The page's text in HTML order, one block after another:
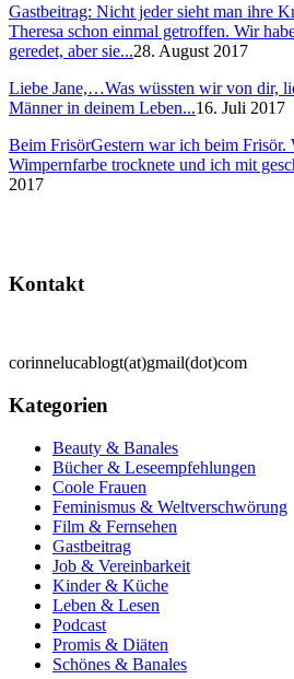
Gastbeitrag: Nicht jeder sieht man ihre
Theresa schon einmal getroffen. Wir
geredet, aber sie...28. August 2017
Liebe Jane,…Was wüssten wir von dir,
Männer in deinem Leben...16. Juli 2017
Beim FrisörGestern war ich beim Frisör.
Wimpernfarbe trocknete und ich mit
2017
Kontakt
corinnelucablogt(at)gmail(dot)com
Kategorien
Beauty & Banales
Bücher & Leseempfehlungen
Coole Frauen
Feminismus & Weltverschwörung
Film & Fernsehen
Gastbeitrag
Job & Vereinbarkeit
Kinder & Küche
Leben & Lesen
Podcast
Promis & Diäten
Schönes & Banales